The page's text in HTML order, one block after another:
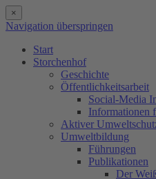
×
Navigation überspringen
Start
Storchenhof
Geschichte
Öffentlichkeitsarbeit
Social-Media
Informationen
Aktiver
Umweltbildung
Führungen
Publikationen
Der